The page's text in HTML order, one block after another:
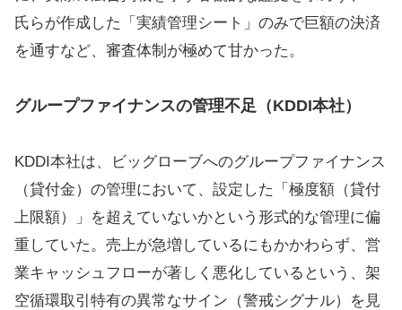
氏らが作成した「実績管理シート」のみで巨額の決済
を通すなど、審査体制が極めて甘かった。
グループファイナンスの管理不足（KDDI本社）
KDDI本社は、ビッグローブへのグループファイナンス
（貸付金）の管理において、設定した「極度額（貸付
上限額）」を超えていないかという形式的な管理に偏
重していた。売上が急増しているにもかかわらず、営
業キャッシュフローが著しく悪化しているという、架
空循環取引特有の異常なサイン（警戒シグナル）を見